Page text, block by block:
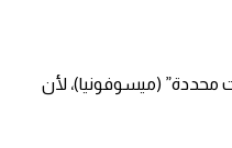
(ميسوفونيا)، لأن